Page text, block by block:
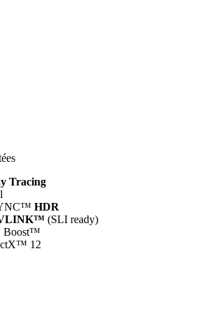
Tracing
HDR
(SLI ready)
Boost™
12